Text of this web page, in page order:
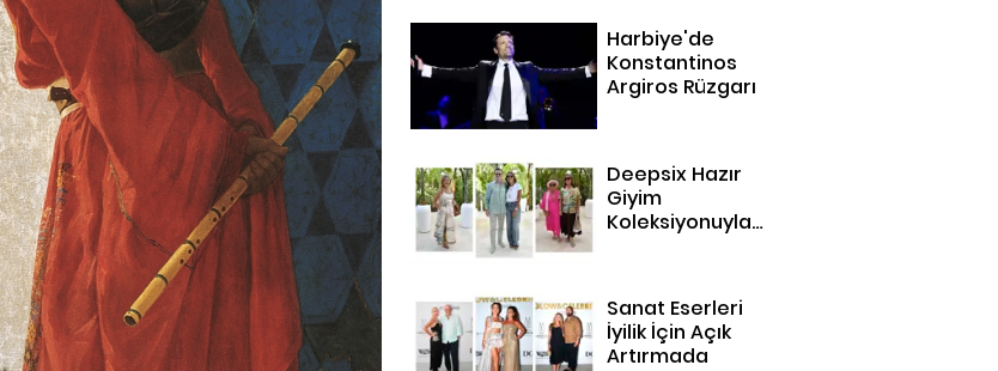
Harbiye'de
Konstantinos
Argiros Rüzgarı
Deepsix Hazır
Giyim
Koleksiyonuyla
Sanat Eserleri
İyilik İçin Açık
Artırmada